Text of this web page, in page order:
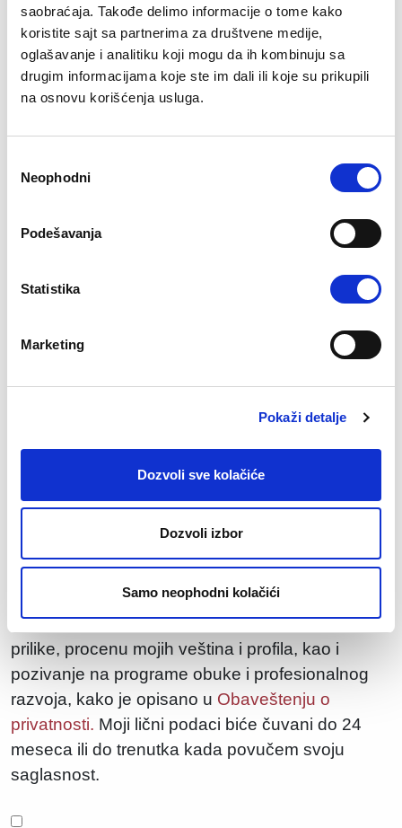
saobraćaja. Takođe delimo informacije o tome kako
koristite sajt sa partnerima za društvene medije,
oglašavanje i analitiku koji mogu da ih kombinuju sa
drugim informacijama koje ste im dali ili koje su prikupili
na osnovu korišćenja usluga.
сагласности
Neophodni
Podešavanja
Statistika
Marketing
Pokaži detalje
Dozvoli sve kolačiće
Dozvoli izbor
Samo neophodni kolačići
Dozvoljene ekstenzije: doc, docx, pdf, txt.
Maksimalna veličina fajla: 50MB.
Koliko godina relevantnog iskustva imate za
Koja su Vaša finansijska očekivanja?
Da
No
Koliki je Vaš otkazni rok?
Pristajem na obradu svojih ličnih podataka u
svrhe zapošljavanja, uključujući razmatranje
moje prijave za trenutne i buduće poslovne
prilike, procenu mojih veština i profila, kao i
pozivanje na programe obuke i profesionalnog
razvoja, kako je opisano u Obaveštenju o
privatnosti. Moji lični podaci biće čuvani do 24
meseca ili do trenutka kada povučem svoju
saglasnost.